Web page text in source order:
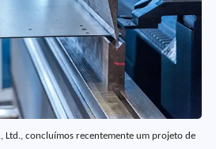
Ltd., concluímos recentemente um projeto de